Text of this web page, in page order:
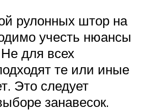
рулонных штор на
учесть нюансы
для всех
те или иные
Это следует
занавесок.